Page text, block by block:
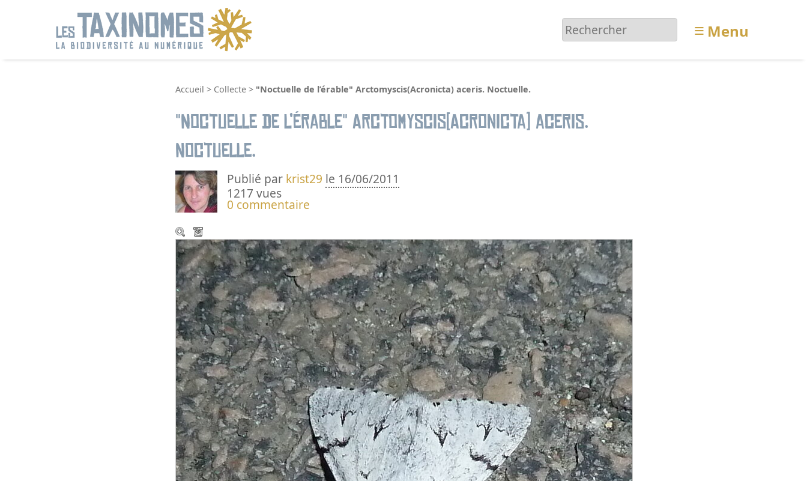
≡ Menu
Accueil > Collecte > "Noctuelle de l’érable" Arctomyscis(Acronicta) aceris. Noctuelle.
"Noctuelle de l’érable" Arctomyscis(Acronicta) aceris.
Noctuelle.
Publié par krist29 le 16/06/2011
1217 vues
0 commentaire